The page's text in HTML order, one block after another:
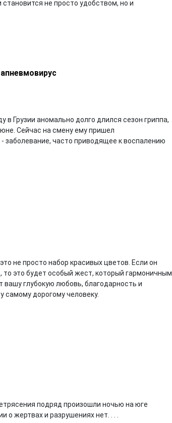
становится не просто удобством, но и
в Грузии аномально долго длился сезон гриппа,
Сейчас на смену ему пришел
заболевание, часто приводящее к воспалению
не просто набор красивых цветов. Если он
то это будет особый жест, который гармоничным
глубокую любовь, благодарность и
самому дорогому человеку.
подряд произошли ночью на юге
о жертвах и разрушениях нет. . . .
Одобряете ли вы
антитабачный